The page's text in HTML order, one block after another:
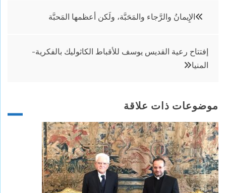
تصفّح
الإِيمانُ والرَّجاء والمَحَبَّة، ولَكن أعظمها المَحبَّة
إفتتاح رعية القديس يوسف للأقباط الكاثوليك بالفكرية-
المنيا
موضوعات ذات علاقة